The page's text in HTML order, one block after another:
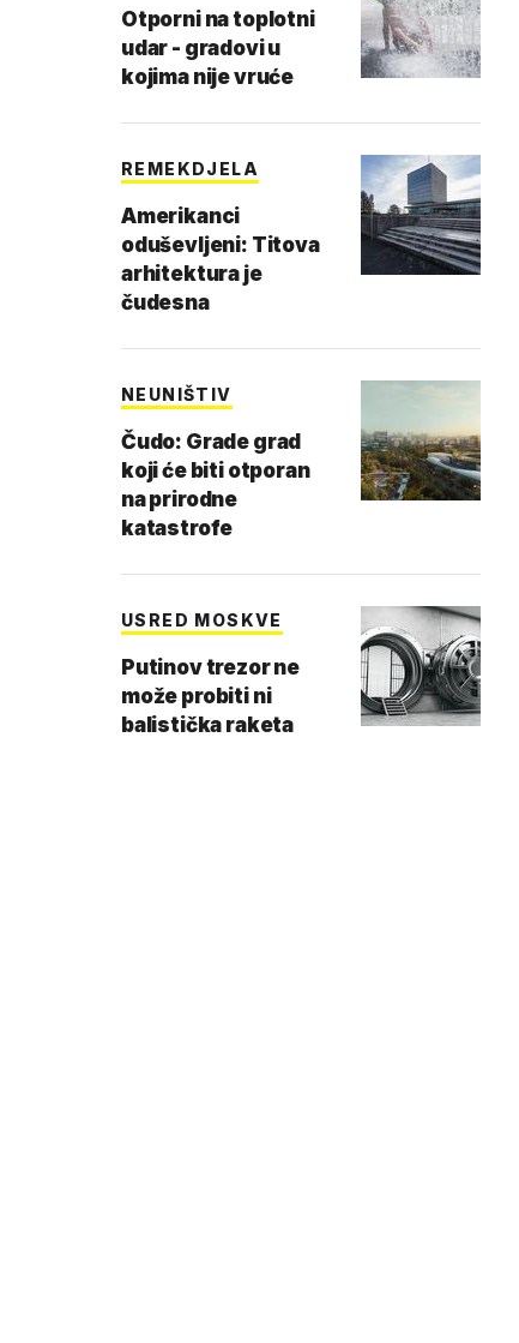
Otporni na toplotni
udar - gradovi u
kojima nije vruće
REMEKDJELA
Amerikanci
oduševljeni: Titova
arhitektura je
čudesna
NEUNIŠTIV
Čudo: Grade grad
koji će biti otporan
na prirodne
katastrofe
USRED MOSKVE
Putinov trezor ne
može probiti ni
balistička raketa